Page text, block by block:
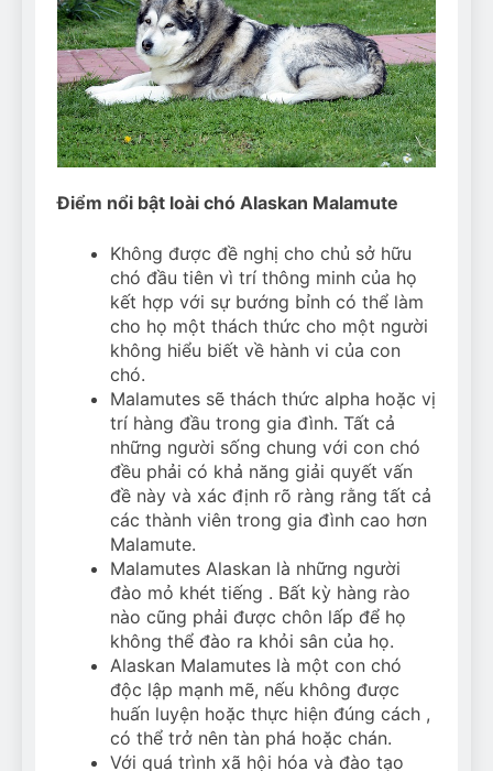
Điểm nổi bật loài chó Alaskan Malamute
Không được đề nghị cho chủ sở hữu
chó đầu tiên vì trí thông minh của họ
kết hợp với sự bướng bỉnh có thể làm
cho họ một thách thức cho một người
không hiểu biết về hành vi của con
chó.
Malamutes sẽ thách thức alpha hoặc vị
trí hàng đầu trong gia đình. Tất cả
những người sống chung với con chó
đều phải có khả năng giải quyết vấn
đề này và xác định rõ ràng rằng tất cả
các thành viên trong gia đình cao hơn
Malamute.
Malamutes Alaskan là những người
đào mỏ khét tiếng . Bất kỳ hàng rào
nào cũng phải được chôn lấp để họ
không thể đào ra khỏi sân của họ.
Alaskan Malamutes là một con chó
độc lập mạnh mẽ, nếu không được
huấn luyện hoặc thực hiện đúng cách ,
có thể trở nên tàn phá hoặc chán.
Với quá trình xã hội hóa và đào tạo